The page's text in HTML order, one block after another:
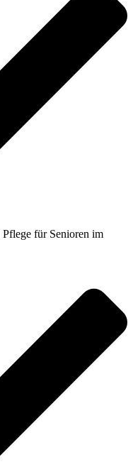
für Senioren im